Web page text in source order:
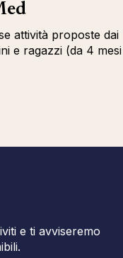
attività proposte dai
e ragazzi (da 4 mesi
e ti avviseremo